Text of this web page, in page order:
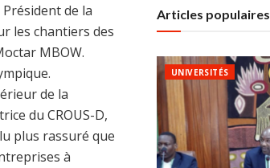
de la
les chantiers des
MBOW.
de la
du CROUS-D,
plus rassuré que
à
Articles populaires
UNIVERSITÉS